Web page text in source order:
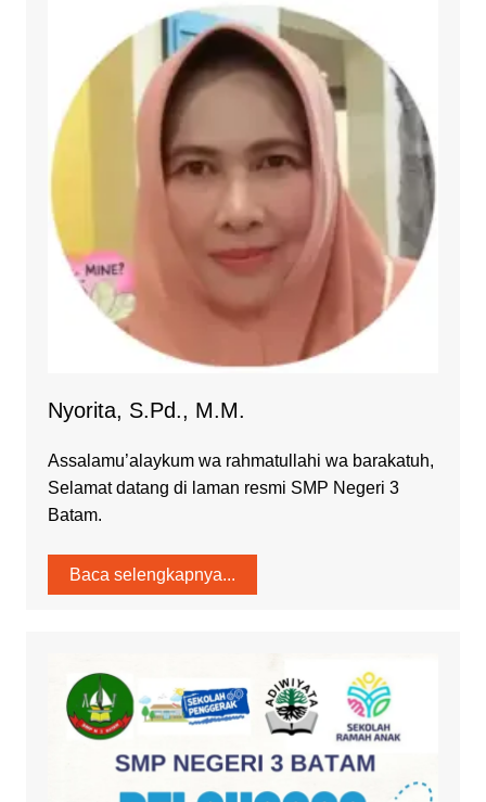
Nyorita, S.Pd., M.M.
Assalamu’alaykum wa rahmatullahi wa barakatuh,
Selamat datang di laman resmi SMP Negeri 3
Batam.
Baca selengkapnya...